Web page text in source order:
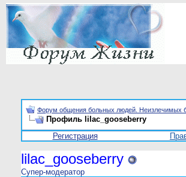
Форум общения больных людей. Неизлечимых
Профиль lilac_gooseberry
Регистрация
lilac_gooseberry
Супер-модератор